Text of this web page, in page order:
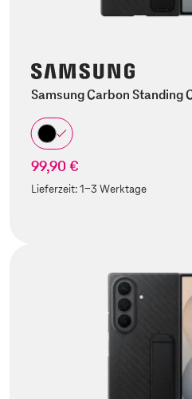
Samsung Carbon Standing
99,90 €
Lieferzeit:1-3 Werktage